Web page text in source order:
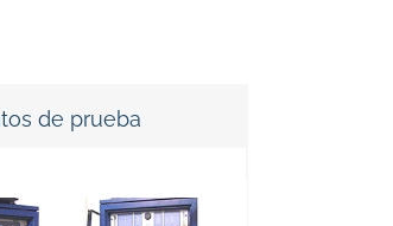
de prueba